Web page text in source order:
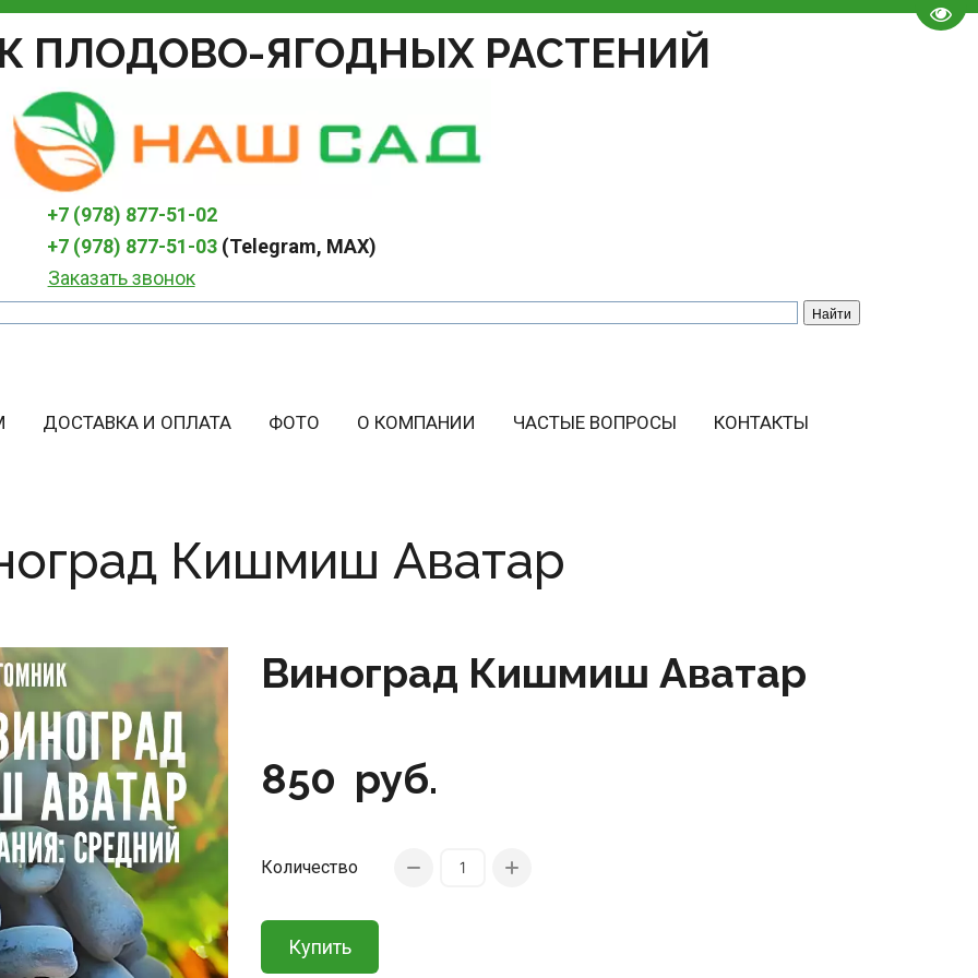
ПЛОДОВО-ЯГОДНЫХ РАСТЕНИЙ
+7 (978) 877-51-02
+7 (978) 877-51-03 (Telegram, MAX)
Заказать звонок
ДОСТАВКА И ОПЛАТА ФОТО О КОМПАНИИ ЧАСТЫЕ ВОПРОСЫ КОНТАКТЫ
Кишмиш Аватар
Виноград Кишмиш Аватар
850 руб.
Количество
Купить